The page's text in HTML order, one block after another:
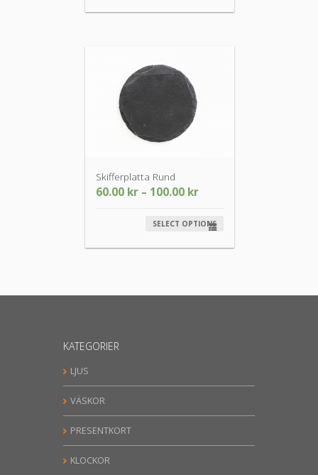
Skifferplatta Rund
60.00 kr – 100.00 kr
SELECT OPTIONS
KATEGORIER
LJUS
VÄSKOR
PRESENTKORT
KLOCKOR